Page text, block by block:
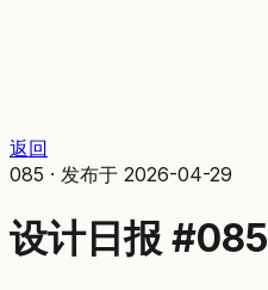
返回
085 · 发布于 2026-04-29
设计日报 #085